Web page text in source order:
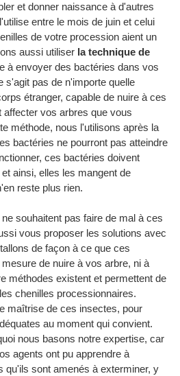
et donner naissance à d'autres
entre le mois de juin et celui
de votre procession aient un
aussi utiliser la technique de
à envoyer des bactéries dans vos
s'agit pas de n'importe quelle
étranger, capable de nuire à ces
vos arbres que vous
méthode, nous l'utilisons après la
bactéries ne pourront pas atteindre
ces bactéries doivent
ainsi, elles les mangent de
reste plus rien.
souhaitent pas faire de mal à ces
vous proposer les solutions avec
de façon à ce que ces
de nuire à vos arbre, ni à
méthodes existent et permettent de
chenilles processionnaires.
maîtrise de ces insectes, pour
au moment qui convient.
nous basons notre expertise, car
agents ont pu apprendre à
qu'ils sont amenés à exterminer, y